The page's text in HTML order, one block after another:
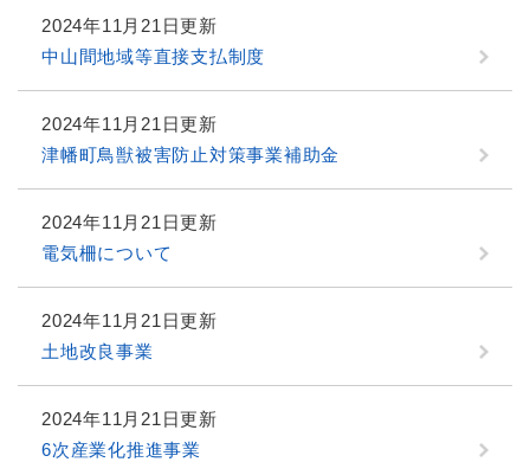
2024年11月21日更新
中山間地域等直接支払制度
2024年11月21日更新
津幡町鳥獣被害防止対策事業補助金
2024年11月21日更新
電気柵について
2024年11月21日更新
土地改良事業
2024年11月21日更新
6次産業化推進事業